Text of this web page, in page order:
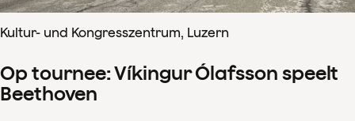
Kultur- und Kongresszentrum, Luzern
Op tournee: Víkingur Ólafsson speelt
Beethoven